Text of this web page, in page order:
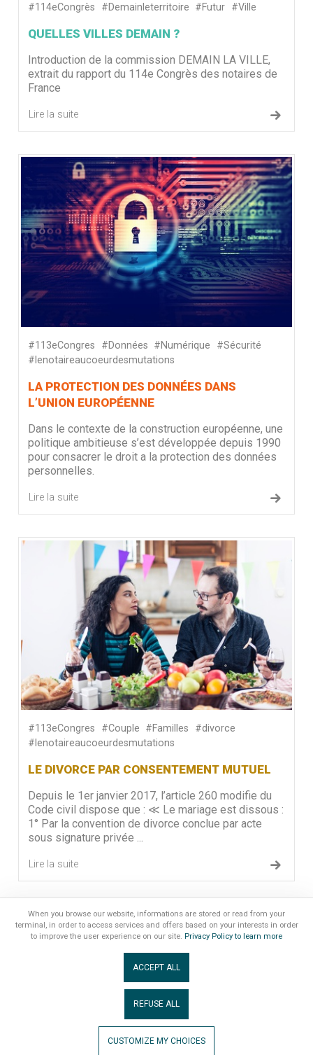
#114eCongrès #Demainleterritoire #Futur #Ville
QUELLES VILLES DEMAIN ?
Introduction de la commission DEMAIN LA VILLE,
extrait du rapport du 114e Congrès des notaires de
France
Lire la suite
#113eCongres #Données #Numérique
#Sécurité
#lenotaireaucoeurdesmutations
LA PROTECTION DES DONNÉES DANS
L’UNION EUROPÉENNE
Dans le contexte de la construction européenne, une
politique ambitieuse s’est développée depuis 1990
pour consacrer le droit a la protection des données
personnelles.
Lire la suite
#113eCongres #Couple #Familles
#divorce
#lenotaireaucoeurdesmutations
LE DIVORCE PAR CONSENTEMENT MUTUEL
Depuis le 1er janvier 2017, l’article 260 modifie du
Code civil dispose que : ≪ Le mariage est dissous :
1° Par la convention de divorce conclue par acte
sous signature privée ...
Lire la suite
»
Association Congrès Notaires de France
When you browse our website, informations are stored or read from your
terminal, in order to access services and offers based on your interests in order
to improve the user experience on our site. Privacy Policy to learn more
ACCEPT ALL
REFUSE ALL
CUSTOMIZE MY CHOICES